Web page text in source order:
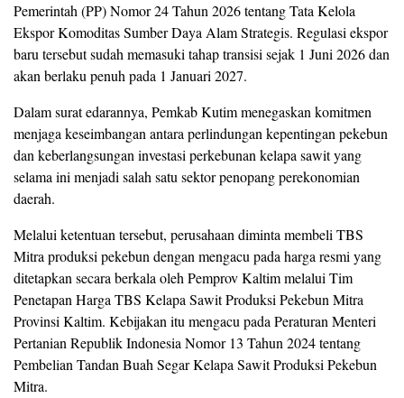
Pemerintah (PP) Nomor 24 Tahun 2026 tentang Tata Kelola
Ekspor Komoditas Sumber Daya Alam Strategis. Regulasi ekspor
baru tersebut sudah memasuki tahap transisi sejak 1 Juni 2026 dan
akan berlaku penuh pada 1 Januari 2027.
Dalam surat edarannya, Pemkab Kutim menegaskan komitmen
menjaga keseimbangan antara perlindungan kepentingan pekebun
dan keberlangsungan investasi perkebunan kelapa sawit yang
selama ini menjadi salah satu sektor penopang perekonomian
daerah.
Melalui ketentuan tersebut, perusahaan diminta membeli TBS
Mitra produksi pekebun dengan mengacu pada harga resmi yang
ditetapkan secara berkala oleh Pemprov Kaltim melalui Tim
Penetapan Harga TBS Kelapa Sawit Produksi Pekebun Mitra
Provinsi Kaltim. Kebijakan itu mengacu pada Peraturan Menteri
Pertanian Republik Indonesia Nomor 13 Tahun 2024 tentang
Pembelian Tandan Buah Segar Kelapa Sawit Produksi Pekebun
Mitra.